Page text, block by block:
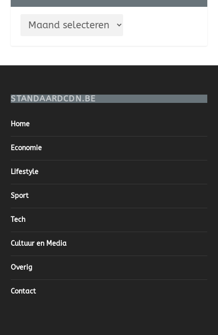
STANDAARDCDN.BE
Home
Economie
Lifestyle
Sport
Tech
Cultuur en Media
Overig
Contact